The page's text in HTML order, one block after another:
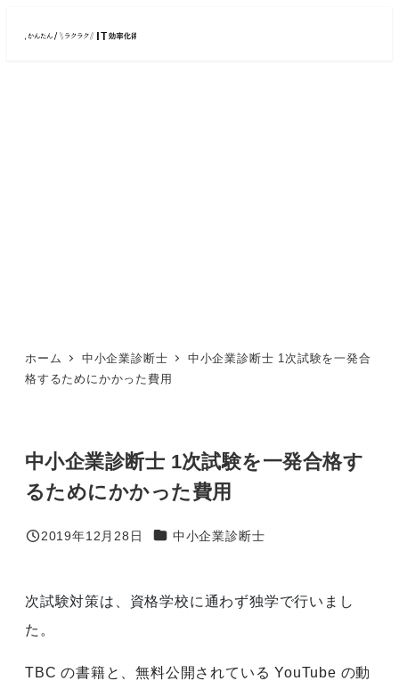
ホーム 中小企業診断士
中小企業診断士 1次試験を一発合
格するためにかかった費用
中小企業診断士 1次試験を一発合格す
るためにかかった費用
投稿日
2019年12月28日 カテゴリー
中小企業診断士
次試験対策は、資格学校に通わず独学で行いまし
た。
TBC の書籍と、無料公開されている YouTube の動